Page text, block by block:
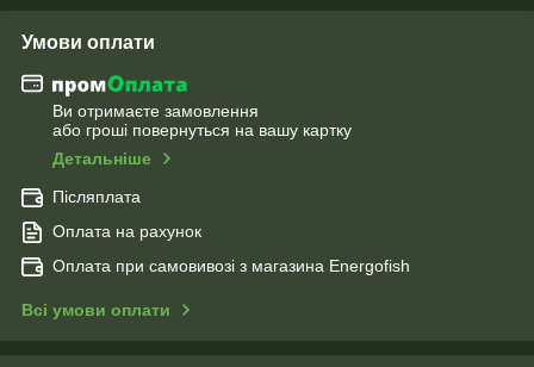
Умови оплати
Ви отримаєте замовлення
або гроші повернуться на вашу картку
Детальніше
Післяплата
Оплата на рахунок
Оплата при самовивозі з магазина Energofish
Всі умови оплати